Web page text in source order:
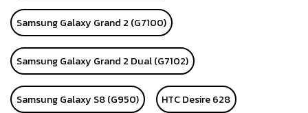
Samsung Galaxy Grand 2 (G7100)
Samsung Galaxy Grand 2 Dual (G7102)
Samsung Galaxy S8 (G950) HTC Desire 628